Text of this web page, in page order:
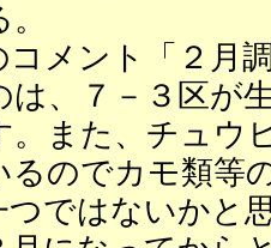
コメント「２月
は、７－３区が
。また、チュウ
るのでカモ類等
つではないかと